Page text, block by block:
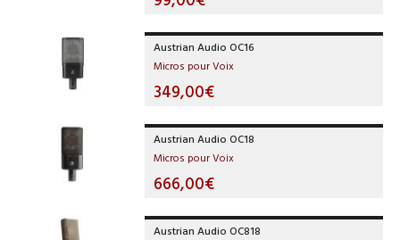
Austrian Audio OC16
Micros pour Voix
349,00€
Austrian Audio OC18
Micros pour Voix
666,00€
Austrian Audio OC818